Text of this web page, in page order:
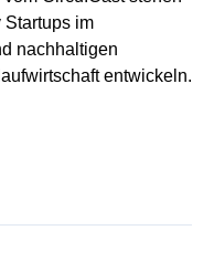
im
nachhaltigen
entwickeln.